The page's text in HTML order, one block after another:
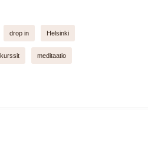
drop in Helsinki
kurssit meditaatio